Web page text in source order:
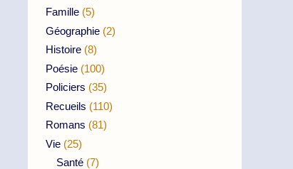
Famille (5)
Géographie (2)
Histoire (8)
Poésie (100)
Policiers (35)
Recueils (110)
Romans (81)
Vie (25)
Santé (7)